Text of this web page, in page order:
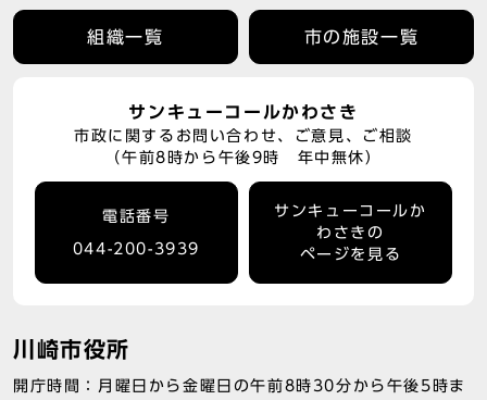
組織一覧 市の施設一覧
サンキューコールかわさき
市政に関するお問い合わせ、ご意見、ご相談
（午前8時から午後9時 年中無休）
電話番号
044-200-3939
サンキューコールか
わさきの
ページを見る
川崎市役所
開庁時間：月曜日から金曜日の午前8時30分から午後5時ま